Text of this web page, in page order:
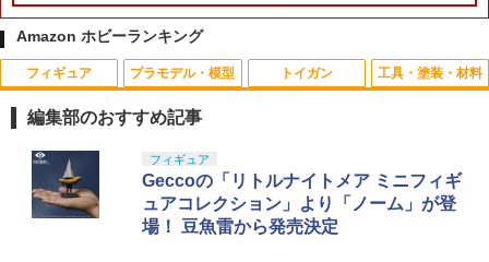
1
ラジコン用 充電バッテリー 3.7V 500m
Ah 1本
Amazon ホビーランキング
フィギュア
1
タカラトミー(TAKARA TOMY) T-SPAR
K トランスフォーマー ニューレジェンズ
NL-07 サウンドウェーブ 可動フィギュア
￥4,440
プラモデル・模型
1
タカラトミー(TAKARA TOMY) T-SPAR
K REALIZE MODEL リアライズモデル Z
OIDS ゾイド RMZ-025 ライガーゼロフ
ァルコン (ZBF) 色分け済み プラキット
トイガン
1
東京マルイ(TOKYO MARUI) No.25 コル
ト ガバメント HG 18歳以上エアーHOP
ハンドガン
￥3,384
工具・塗装・材料
1
GSIクレオス Mr.トップコート 水性プレ
ミアムトップコートスプレー 光沢 88ml
ホビー用仕上材 B601
￥748
編集部のおすすめ記事
フィギュア
Geccoの「リトルナイトメア ミニフィギ
ュアコレクション」より「ノーム」が登
場！ 豆魚雷から発売決定